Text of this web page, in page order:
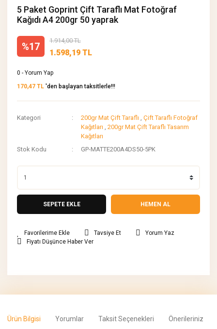
5 Paket Goprint Çift Taraflı Mat Fotoğraf
Kağıdı A4 200gr 50 yaprak
%17
1.598,19 TL
1.914,00 TL
0 - Yorum Yap
170,47 TL 'den başlayan taksitlerle!!!
Kategori 200gr Mat Çift Taraflı ,Çift Taraflı Fotoğraf
Kağıtları
,200gr Mat Çift Taraflı Tasarım
Kağıtları
Stok Kodu
GP-MATTE200A4DS50-5PK
SEPETE EKLE HEMEN AL
Tavsiye Et
Yorum Yaz
Fiyatı Düşünce Haber Ver
Ürün Bilgisi Yorumlar Taksit Seçenekleri Önerileriniz